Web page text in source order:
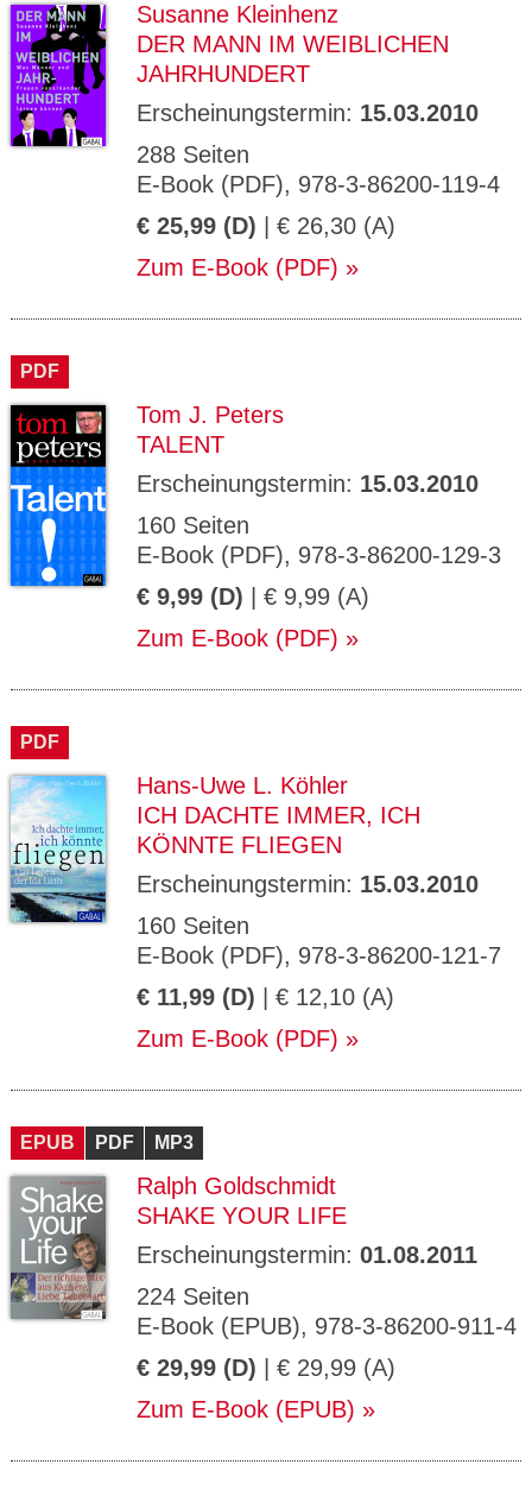
Susanne Kleinhenz
DER MANN IM WEIBLICHEN
JAHRHUNDERT
Erscheinungstermin: 15.03.2010
288 Seiten
E-Book (PDF), 978-3-86200-119-4
€ 25,99 (D) | € 26,30 (A)
Zum E-Book (PDF)
PDF
Tom J. Peters
TALENT
Erscheinungstermin: 15.03.2010
160 Seiten
E-Book (PDF), 978-3-86200-129-3
€ 9,99 (D) | € 9,99 (A)
Zum E-Book (PDF)
PDF
Hans-Uwe L. Köhler
ICH DACHTE IMMER, ICH
KÖNNTE FLIEGEN
Erscheinungstermin: 15.03.2010
160 Seiten
E-Book (PDF), 978-3-86200-121-7
€ 11,99 (D) | € 12,10 (A)
Zum E-Book (PDF)
EPUB PDF MP3
Ralph Goldschmidt
SHAKE YOUR LIFE
Erscheinungstermin: 01.08.2011
224 Seiten
E-Book (EPUB), 978-3-86200-911-4
€ 29,99 (D) | € 29,99 (A)
Zum E-Book (EPUB)